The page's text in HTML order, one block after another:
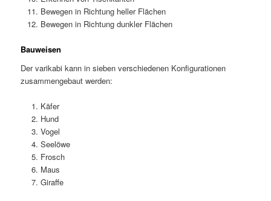
Bewegen in Richtung heller Flächen
Bewegen in Richtung dunkler Flächen
Bauweisen
Der varikabi kann in sieben verschiedenen Konfigurationen
zusammengebaut werden:
Käfer
Hund
Vogel
Seelöwe
Frosch
Maus
Giraffe